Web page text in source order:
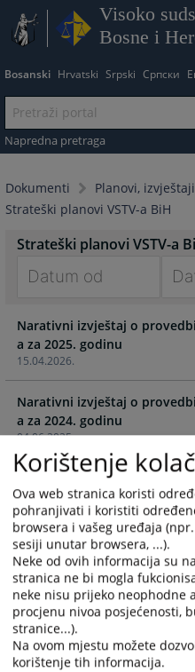
Visoko
Bosne i
Bosanski Hrvatski Srpski Српски
Napredna pretraga
Dokumenti
Planovi,
Strateški planovi VSTV-a BiH
Strateški planovi VSTV-a
forward
to
interact
with
the
calendar
select
date.
Press
the
question
mark
key
to
get
the
with
the
date.
the
mark
key
to
get
15.04.2026.
Narativni izvještaj o
a za 2025. godinu
04.06.2025.
Narativni izvještaj o
a za 2024. godinu
30.01.2025.
Plan provedbe Reformskog
razdoblje 2024. – 2026.
Reformski program VSTV-a
godine
Reformski program VSTV-a
godine
Korištenje
Ova web stranica koristi
pohranjivati i koristiti
browsera i vašeg uređaja
sesiji unutar browsera, ...).
Neke od ovih informacija su
stranica ne bi mogla
neke nisu prijeko neophodne
procjenu nivoa posjećenosti,
stranice...).
Na ovom mjestu možete
korištenje tih informacija.